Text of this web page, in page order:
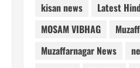
kisan news
Latest
MOSAM VIBHAG
Muzaffarnagar News